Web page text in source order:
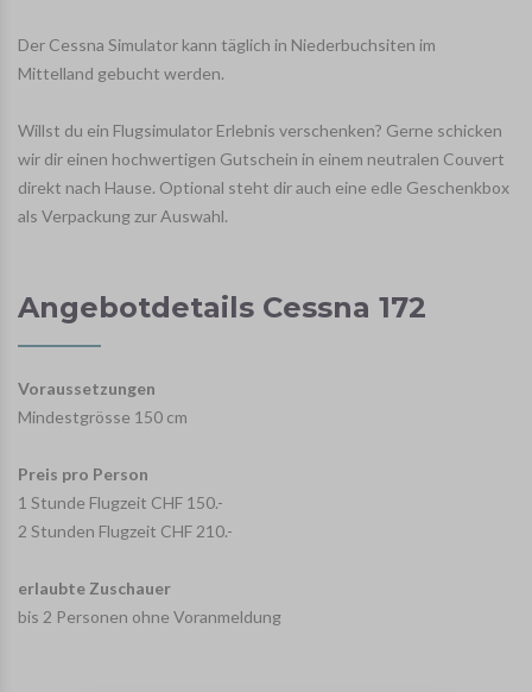
Der Cessna Simulator kann täglich in Niederbuchsiten im
Mittelland gebucht werden.
Willst du ein Flugsimulator Erlebnis verschenken? Gerne schicken
wir dir einen hochwertigen Gutschein in einem neutralen Couvert
direkt nach Hause. Optional steht dir auch eine edle Geschenkbox
als Verpackung zur Auswahl.
Angebotdetails Cessna 172
Voraussetzungen
Mindestgrösse 150 cm
Preis pro Person
1 Stunde Flugzeit CHF 150.-
2 Stunden Flugzeit CHF 210.-
erlaubte Zuschauer
bis 2 Personen ohne Voranmeldung